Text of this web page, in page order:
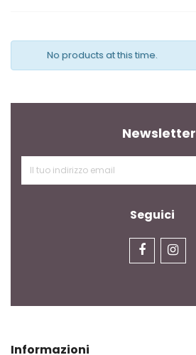
No products at this time.
Newsletter
Seguici
Informazioni